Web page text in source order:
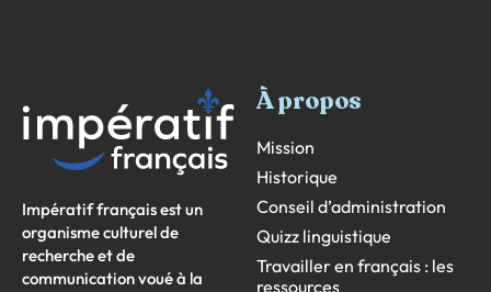
Impératif français est un
organisme culturel de
recherche et de
communication voué à la
À propos
Mission
Historique
Conseil d’administration
Quizz linguistique
Travailler en français : les
ressources